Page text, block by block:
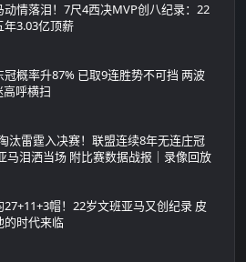
动情落泪！7尺4西决MVP创八纪录：22
年3.03亿顶薪
冠概率升87% 已取9连胜势不可挡 两波
高呼横扫
汰雷霆入决赛！联盟连续8年无连庄冠
马泪洒当场 附比赛数据战报｜录像回放
27+11+3帽！22岁文班亚马又创纪录 皮
的时代来临